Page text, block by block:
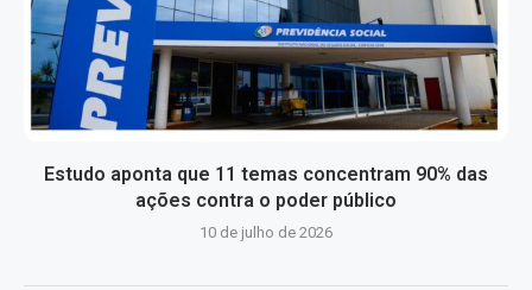
Estudo aponta que 11 temas concentram 90% das
ações contra o poder público
10 de julho de 2026